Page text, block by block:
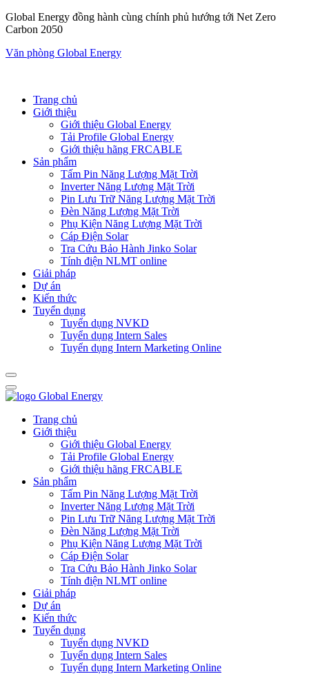
Global Energy đồng hành cùng chính phủ hướng tới Net Zero
Carbon 2050
Văn phòng Global Energy
Trang chủ
Giới thiệu
Giới thiệu Global Energy
Tải Profile Global Energy
Giới thiệu hãng FRCABLE
Sản phẩm
Tấm Pin Năng Lượng Mặt Trời
Inverter Năng Lượng Mặt Trời
Pin Lưu Trữ Năng Lượng Mặt Trời
Đèn Năng Lượng Mặt Trời
Phụ Kiện Năng Lượng Mặt Trời
Cáp Điện Solar
Tra Cứu Bảo Hành Jinko Solar
Tính điện NLMT online
Giải pháp
Dự án
Kiến thức
Tuyển dụng
Tuyển dụng NVKD
Tuyển dụng Intern Sales
Tuyển dụng Intern Marketing Online
Trang chủ
Giới thiệu
Giới thiệu Global Energy
Tải Profile Global Energy
Giới thiệu hãng FRCABLE
Sản phẩm
Tấm Pin Năng Lượng Mặt Trời
Inverter Năng Lượng Mặt Trời
Pin Lưu Trữ Năng Lượng Mặt Trời
Đèn Năng Lượng Mặt Trời
Phụ Kiện Năng Lượng Mặt Trời
Cáp Điện Solar
Tra Cứu Bảo Hành Jinko Solar
Tính điện NLMT online
Giải pháp
Dự án
Kiến thức
Tuyển dụng
Tuyển dụng NVKD
Tuyển dụng Intern Sales
Tuyển dụng Intern Marketing Online